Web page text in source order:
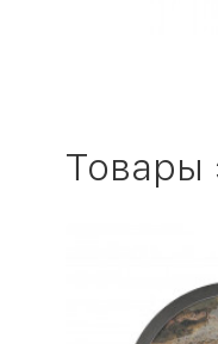
Товары